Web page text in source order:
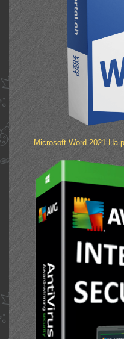
Microsoft Word 2021 На